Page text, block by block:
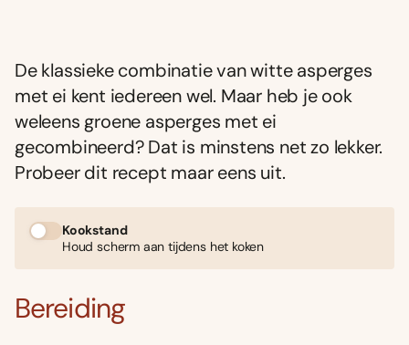
De klassieke combinatie van witte asperges
met ei kent iedereen wel. Maar heb je ook
weleens groene asperges met ei
gecombineerd? Dat is minstens net zo lekker.
Probeer dit recept maar eens uit.
Kookstand
Houd scherm aan tijdens het koken
Bereiding